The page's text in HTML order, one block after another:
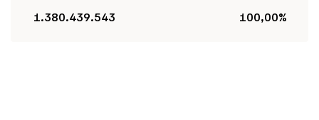
1.380.439.543
100,00%